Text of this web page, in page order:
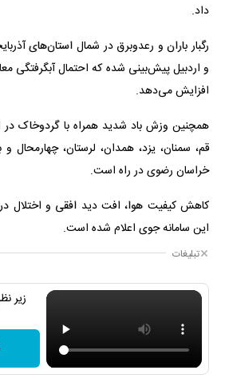
داد.
رگبار باران و رعدوبرق در شمال استان‌های
و اردبیل پیش‌بینی شده که احتمال آبگرفتگی
افزایش می‌دهد.
همچنین وزش باد شدید همراه با گردوخاک در
قم، سمنان، یزد، همدان، لرستان، چهارمحال
خراسان رضوی در راه است.
کاهش کیفیت هوا، افت دید افقی و اختلال در
این سامانه جوی اعلام شده است.
تبلیغات
زیر